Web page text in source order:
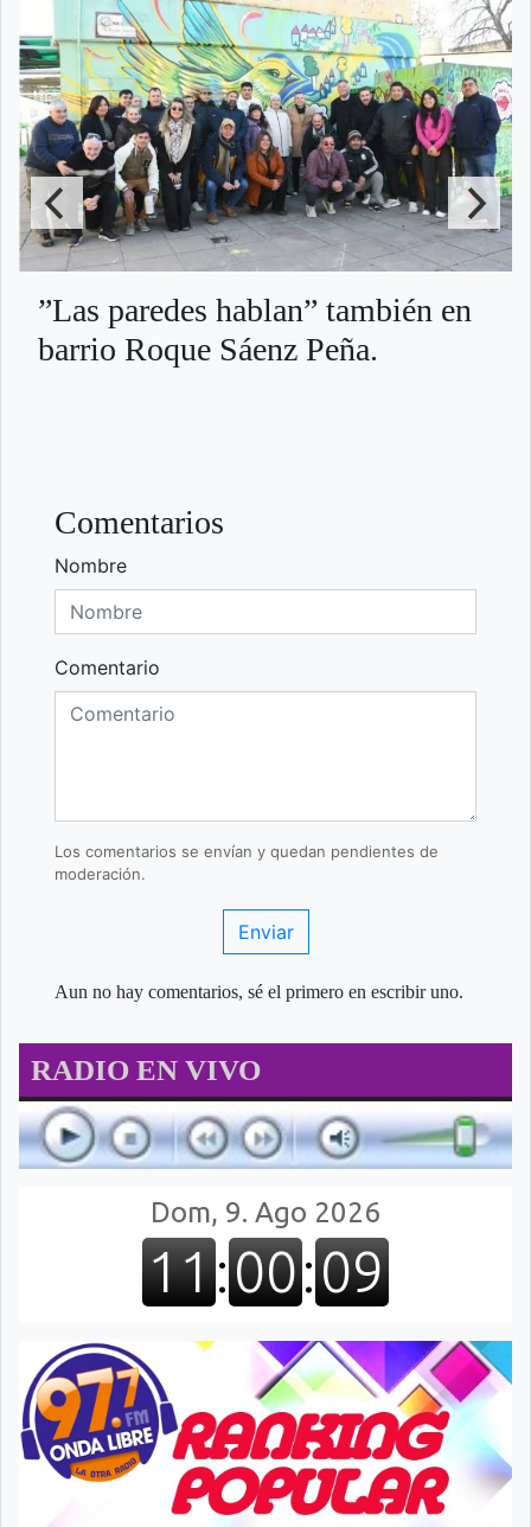
”Las paredes hablan” también en
barrio Roque Sáenz Peña.
Comentarios
Nombre
Comentario
Los comentarios se envían y quedan pendientes de
moderación.
Enviar
Aun no hay comentarios, sé el primero en escribir uno.
RADIO EN VIVO